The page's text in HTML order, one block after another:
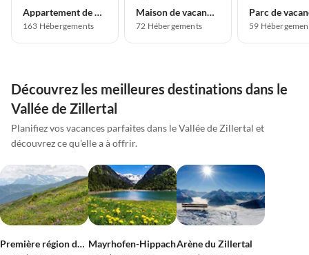
Appartement de vacances
163 Hébergements
Maison de vacances
72 Hébergements
Parc de
59
Découvrez les meilleures destinations dans le
Vallée de Zillertal
Planifiez vos vacances parfaites dans le Vallée de Zillertal et
découvrez ce qu'elle a à offrir.
Première région de vacances du Zillertal Mayrhofen-HippachArène du Zillertal